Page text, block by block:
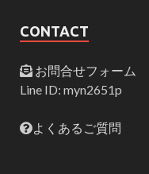
CONTACT
お問合せフォーム
Line ID: myn2651p
よくあるご質問